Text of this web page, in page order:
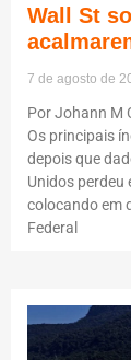
Wall St
7 de agosto de
Por Johann M
Os principais
depois que
Unidos perdeu
colocando em
Federal